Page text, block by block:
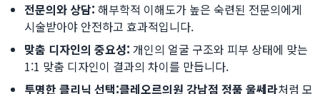
전문의와 상담: 해부학적 이해도가 높은 숙련된 전문의에게
시술받아야 안전하고 효과적입니다.
맞춤 디자인의 중요성: 개인의 얼굴 구조와 피부 상태에 맞는
1:1 맞춤 디자인이 결과의 차이를 만듭니다.
투명한 클리닉 선택:클레오르의원 강남점 정품 울쎄라처럼 모